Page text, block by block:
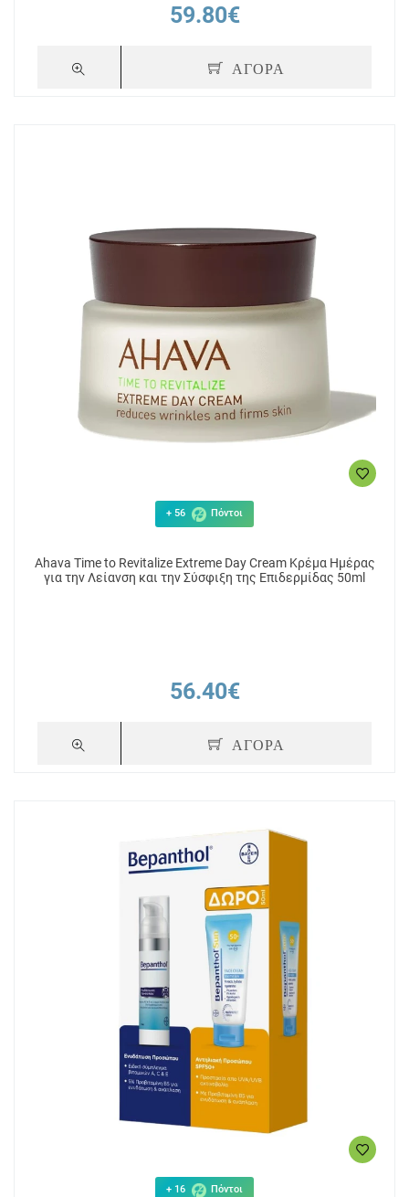
59.80€
ΑΓΟΡΑ
+ 56 Πόντοι
Ahava Time to Revitalize Extreme Day Cream Κρέμα Ημέρας
για την Λείανση και την Σύσφιξη της Επιδερμίδας 50ml
56.40€
ΑΓΟΡΑ
+ 16 Πόντοι